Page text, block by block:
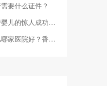
要什么证件？
人成功率, 高出国内
？香港做试管婴儿多